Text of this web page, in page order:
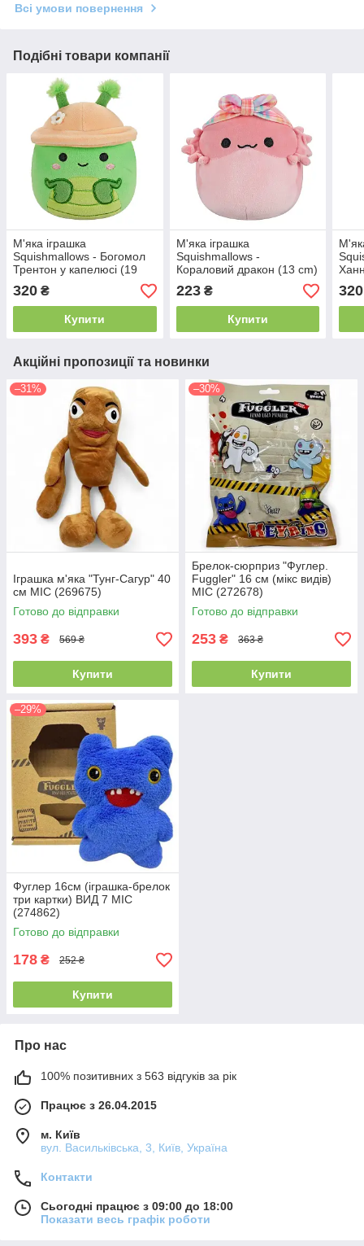
Всі умови повернення
Подібні товари компанії
М'яка іграшка
Squishmallows - Богомол
Трентон у капелюсі (19
cm)
320 ₴
Купити
М'яка іграшка
Squishmallows -
Кораловий дракон (13 cm)
223₴
Купити
320
Акційні пропозиції та новинки
–31%
Іграшка м'яка "Тунг-Сагур" 40
см MIC (269675)
Готово до відправки
393 ₴ 569 ₴
Купити
–30%
Брелок-сюрприз "Фуглер.
Fuggler" 16 см (мікс видів)
MIC (272678)
Готово до відправки
253 ₴ 363 ₴
Купити
–29%
Фуглер 16см (іграшка-брелок
три картки) ВИД 7 MIC
(274862)
Готово до відправки
178 ₴ 252 ₴
Купити
Про нас
100% позитивних з 563 відгуків за рік
Працює з 26.04.2015
м. Київ
вул. Васильківська, 3, Київ, Україна
Контакти
Сьогодні працює з 09:00 до 18:00
Показати весь графік роботи